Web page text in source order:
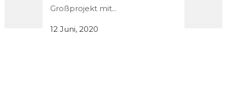
Großprojekt mit...
12 Juni, 2020